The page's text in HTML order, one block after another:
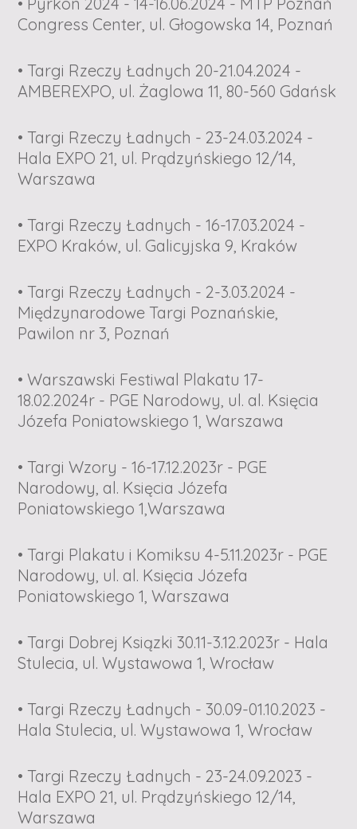
Congress Center, ul. Głogowska 14, Poznań
• Targi Rzeczy Ładnych 20-21.04.2024 -
AMBEREXPO, ul. Żaglowa 11, 80-560 Gdańsk
• Targi Rzeczy Ładnych - 23-24.03.2024 -
Hala EXPO 21, ul. Prądzyńskiego 12/14,
Warszawa
• Targi Rzeczy Ładnych - 16-17.03.2024 -
EXPO Kraków, ul. Galicyjska 9, Kraków
• Targi Rzeczy Ładnych - 2-3.03.2024 -
Międzynarodowe Targi Poznańskie,
Pawilon nr 3, Poznań
• Warszawski Festiwal Plakatu 17-
18.02.2024r - PGE Narodowy, ul. al. Księcia
Józefa Poniatowskiego 1, Warszawa
• Targi Wzory - 16-17.12.2023r - PGE
Narodowy, al. Księcia Józefa
Poniatowskiego 1,Warszawa
• Targi Plakatu i Komiksu 4-5.11.2023r - PGE
Narodowy, ul. al. Księcia Józefa
Poniatowskiego 1, Warszawa
• Targi Dobrej Ksiązki 30.11-3.12.2023r - Hala
Stulecia, ul. Wystawowa 1, Wrocław
• Targi Rzeczy Ładnych - 30.09-01.10.2023 -
Hala Stulecia, ul. Wystawowa 1, Wrocław
• Targi Rzeczy Ładnych - 23-24.09.2023 -
Hala EXPO 21, ul. Prądzyńskiego 12/14,
Warszawa